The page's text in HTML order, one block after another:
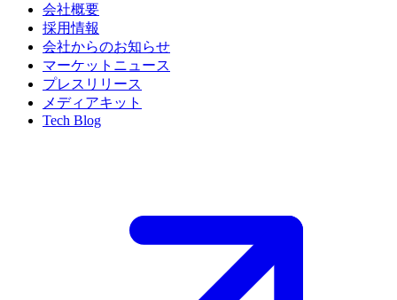
会社概要
採用情報
会社からのお知らせ
マーケットニュース
プレスリリース
メディアキット
Tech Blog